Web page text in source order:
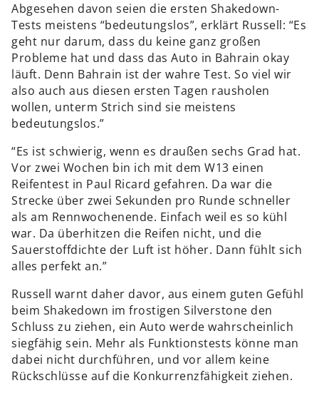
Abgesehen davon seien die ersten Shakedown-
Tests meistens “bedeutungslos”, erklärt Russell: “Es
geht nur darum, dass du keine ganz großen
Probleme hat und dass das Auto in Bahrain okay
läuft. Denn Bahrain ist der wahre Test. So viel wir
also auch aus diesen ersten Tagen rausholen
wollen, unterm Strich sind sie meistens
bedeutungslos.”
“Es ist schwierig, wenn es draußen sechs Grad hat.
Vor zwei Wochen bin ich mit dem W13 einen
Reifentest in Paul Ricard gefahren. Da war die
Strecke über zwei Sekunden pro Runde schneller
als am Rennwochenende. Einfach weil es so kühl
war. Da überhitzen die Reifen nicht, und die
Sauerstoffdichte der Luft ist höher. Dann fühlt sich
alles perfekt an.”
Russell warnt daher davor, aus einem guten Gefühl
beim Shakedown im frostigen Silverstone den
Schluss zu ziehen, ein Auto werde wahrscheinlich
siegfähig sein. Mehr als Funktionstests könne man
dabei nicht durchführen, und vor allem keine
Rückschlüsse auf die Konkurrenzfähigkeit ziehen.